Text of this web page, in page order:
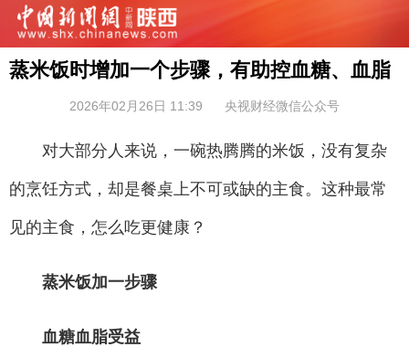
蒸米饭时增加一个步骤，有助控血糖、血脂
2026年02月26日 11:39 央视财经微信公众号
对大部分人来说，一碗热腾腾的米饭，没有复杂
的烹饪方式，却是餐桌上不可或缺的主食。这种最常
见的主食，怎么吃更健康？
蒸米饭加一步骤
血糖血脂受益